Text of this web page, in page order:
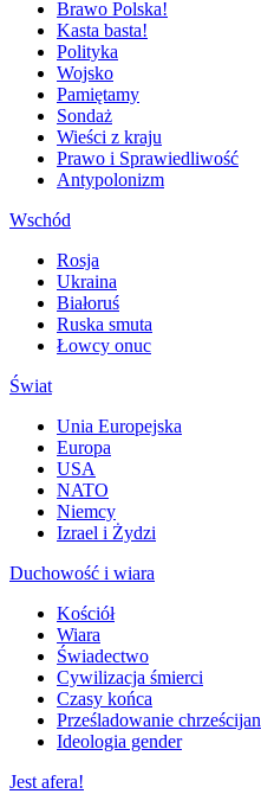
Brawo Polska!
Kasta basta!
Polityka
Wojsko
Pamiętamy
Sondaż
Wieści z kraju
Prawo i Sprawiedliwość
Antypolonizm
Wschód
Rosja
Ukraina
Białoruś
Ruska smuta
Łowcy onuc
Świat
Unia Europejska
Europa
USA
NATO
Niemcy
Izrael i Żydzi
Duchowość i wiara
Kościół
Wiara
Świadectwo
Cywilizacja śmierci
Czasy końca
Prześladowanie chrześcijan
Ideologia gender
Jest afera!